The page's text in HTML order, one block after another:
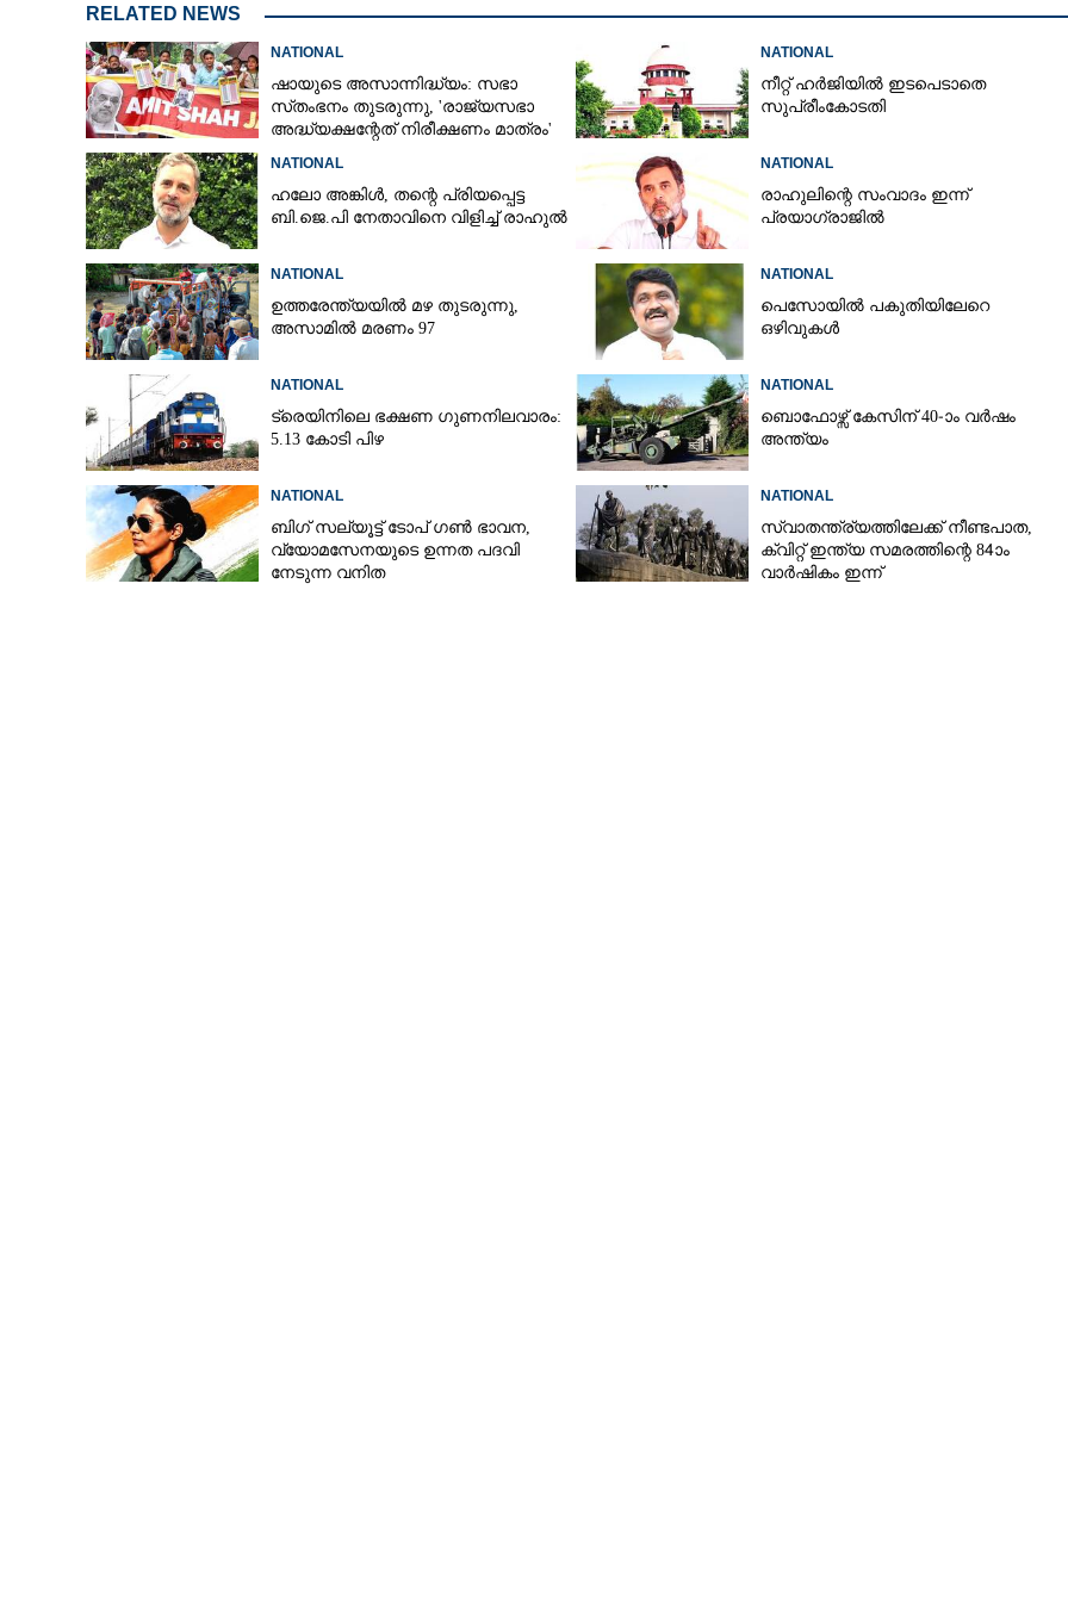
RELATED NEWS
NATIONAL
ഷായുടെ അസാന്നിദ്ധ്യം: സഭാ
സ്‌തംഭനം തുടരുന്നു, 'രാജ്യസഭാ
അദ്ധ്യക്ഷന്റേത് നിരീക്ഷണം മാത്രം'
NATIONAL
നീറ്റ് ഹർജിയിൽ ഇടപെടാതെ
സുപ്രീംകോടതി
NATIONAL
ഹലോ അങ്കിൾ,​ തന്റെ പ്രിയപ്പെട്ട
ബി.ജെ.പി നേതാവിനെ വിളിച്ച് രാഹുൽ
NATIONAL
രാഹുലിന്റെ സംവാദം ഇന്ന്
പ്രയാഗ്‌രാജിൽ
NATIONAL
ഉത്തരേന്ത്യയിൽ മഴ തുടരുന്നു,​
അസാമിൽ മരണം 97
NATIONAL
പെസോയിൽ പകുതിയിലേറെ
ഒഴിവുകൾ
NATIONAL
ട്രെയിനിലെ ഭക്ഷണ ഗുണനിലവാരം:
5.13 കോടി പിഴ
NATIONAL
ബൊഫോഴ്സ് കേസിന് 40-ാം വ‌ർഷം
അന്ത്യം
NATIONAL
ബിഗ് സല്യൂട്ട് ടോപ് ഗൺ ഭാവന,​
വ്യോമസേനയുടെ ഉന്നത പദവി
നേടുന്ന വനിത
NATIONAL
സ്വാതന്ത്ര്യത്തിലേക്ക് നീണ്ടപാത,
ക്വിറ്റ് ഇന്ത്യ സമരത്തിന്റെ 84ാം
വാർഷികം ഇന്ന്
രാജ്യത്ത് ടെലഗ്രാം തിരിച്ചെത്തി; ഇനി
സന്ദേശങ്ങൾ അയക്കാം, എഡിറ്റിംഗ് വിലക്ക്